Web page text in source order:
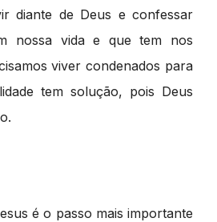
diante de Deus e confessar
nossa vida e que tem nos
viver condenados para
tem solução, pois Deus
é o passo mais importante